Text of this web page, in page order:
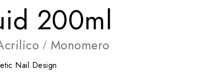
200ml
/ Monomero
Nail Design